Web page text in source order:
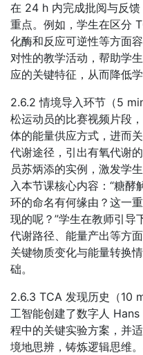
在 24 h 内完成批阅与反
重点。例如，学生在区分
化酶和反应可逆性等方面
对性的教学活动，帮助学
应的关键特征，从而降低
2.6.2 情境导入环节（5
松运动员的比赛视频片段
体的能量供应方式，进而
代谢途径，引出有氧代谢
员苏炳添的实例，激发学
入本节课核心内容：“糖
环的命名有何缘由？这一
现的呢？”学生在教师引导
代谢路径、能量产出等方
关键物质变化与能量转换
础。
2.6.3 TCA 发现历史（10
工智能创建了数字人
程中的关键实验方案，并
境地思辨，铸炼逻辑思维